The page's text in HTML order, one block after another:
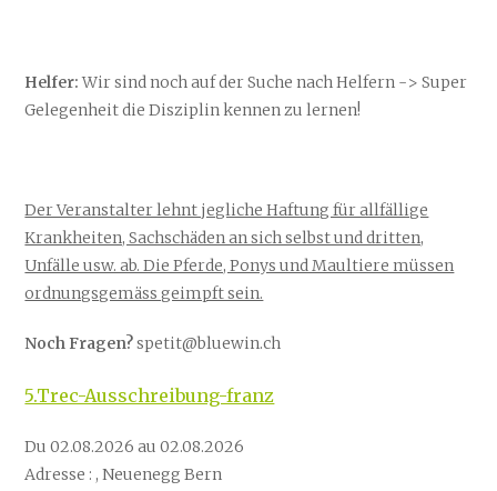
Helfer:Wir sind noch auf der Suche nach Helfern -> Super
Gelegenheit die Disziplin kennen zu lernen!
Der Veranstalter lehnt jegliche Haftung für allfällige
Krankheiten, Sachschäden an sich selbst und dritten,
Unfälle usw. ab. Die Pferde, Ponys und Maultiere müssen
ordnungsgemäss geimpft sein.
Noch Fragen?spetit@bluewin.ch
5.Trec-Ausschreibung-franz
Du 02.08.2026 au 02.08.2026
Adresse : , Neuenegg Bern